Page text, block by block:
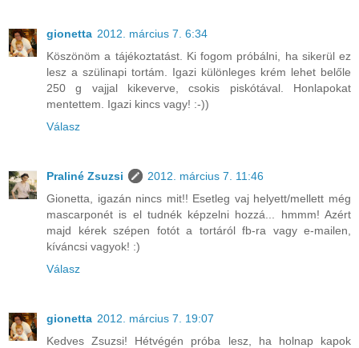
gionetta 2012. március 7. 6:34
Köszönöm a tájékoztatást. Ki fogom próbálni, ha sikerül ez
lesz a szülinapi tortám. Igazi különleges krém lehet belőle
250 g vajjal kikeverve, csokis piskótával. Honlapokat
mentettem. Igazi kincs vagy! :-))
Válasz
Praliné Zsuzsi
2012. március 7. 11:46
Gionetta, igazán nincs mit!! Esetleg vaj helyett/mellett még
mascarponét is el tudnék képzelni hozzá... hmmm! Azért
majd kérek szépen fotót a tortáról fb-ra vagy e-mailen,
kíváncsi vagyok! :)
Válasz
gionetta 2012. március 7. 19:07
Kedves Zsuzsi! Hétvégén próba lesz, ha holnap kapok